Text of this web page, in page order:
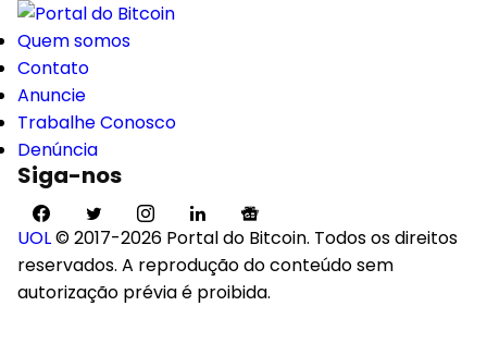
Quem somos
Contato
Anuncie
Trabalhe Conosco
Denúncia
Siga-nos
UOL© 2017-2026 Portal do Bitcoin. Todos os direitos
reservados. A reprodução do conteúdo sem
autorização prévia é proibida.